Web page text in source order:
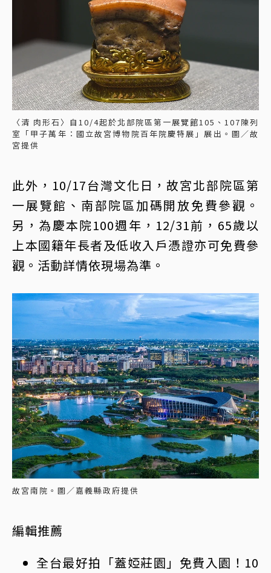
〈清 肉形石〉自10/4起於北部院區第一展覽館105、107陳列
室「甲子萬年：國立故宮博物院百年院慶特展」展出。圖／故
宮提供
此外，10/17台灣文化日，故宮北部院區第
一展覽館、南部院區加碼開放免費參觀。
另，為慶本院100週年，12/31前，65歲以
上本國籍年長者及低收入戶憑證亦可免費參
觀。活動詳情依現場為準。
故宮南院。圖／嘉義縣政府提供
編輯推薦
全台最好拍「蓋婭莊園」免費入園！10